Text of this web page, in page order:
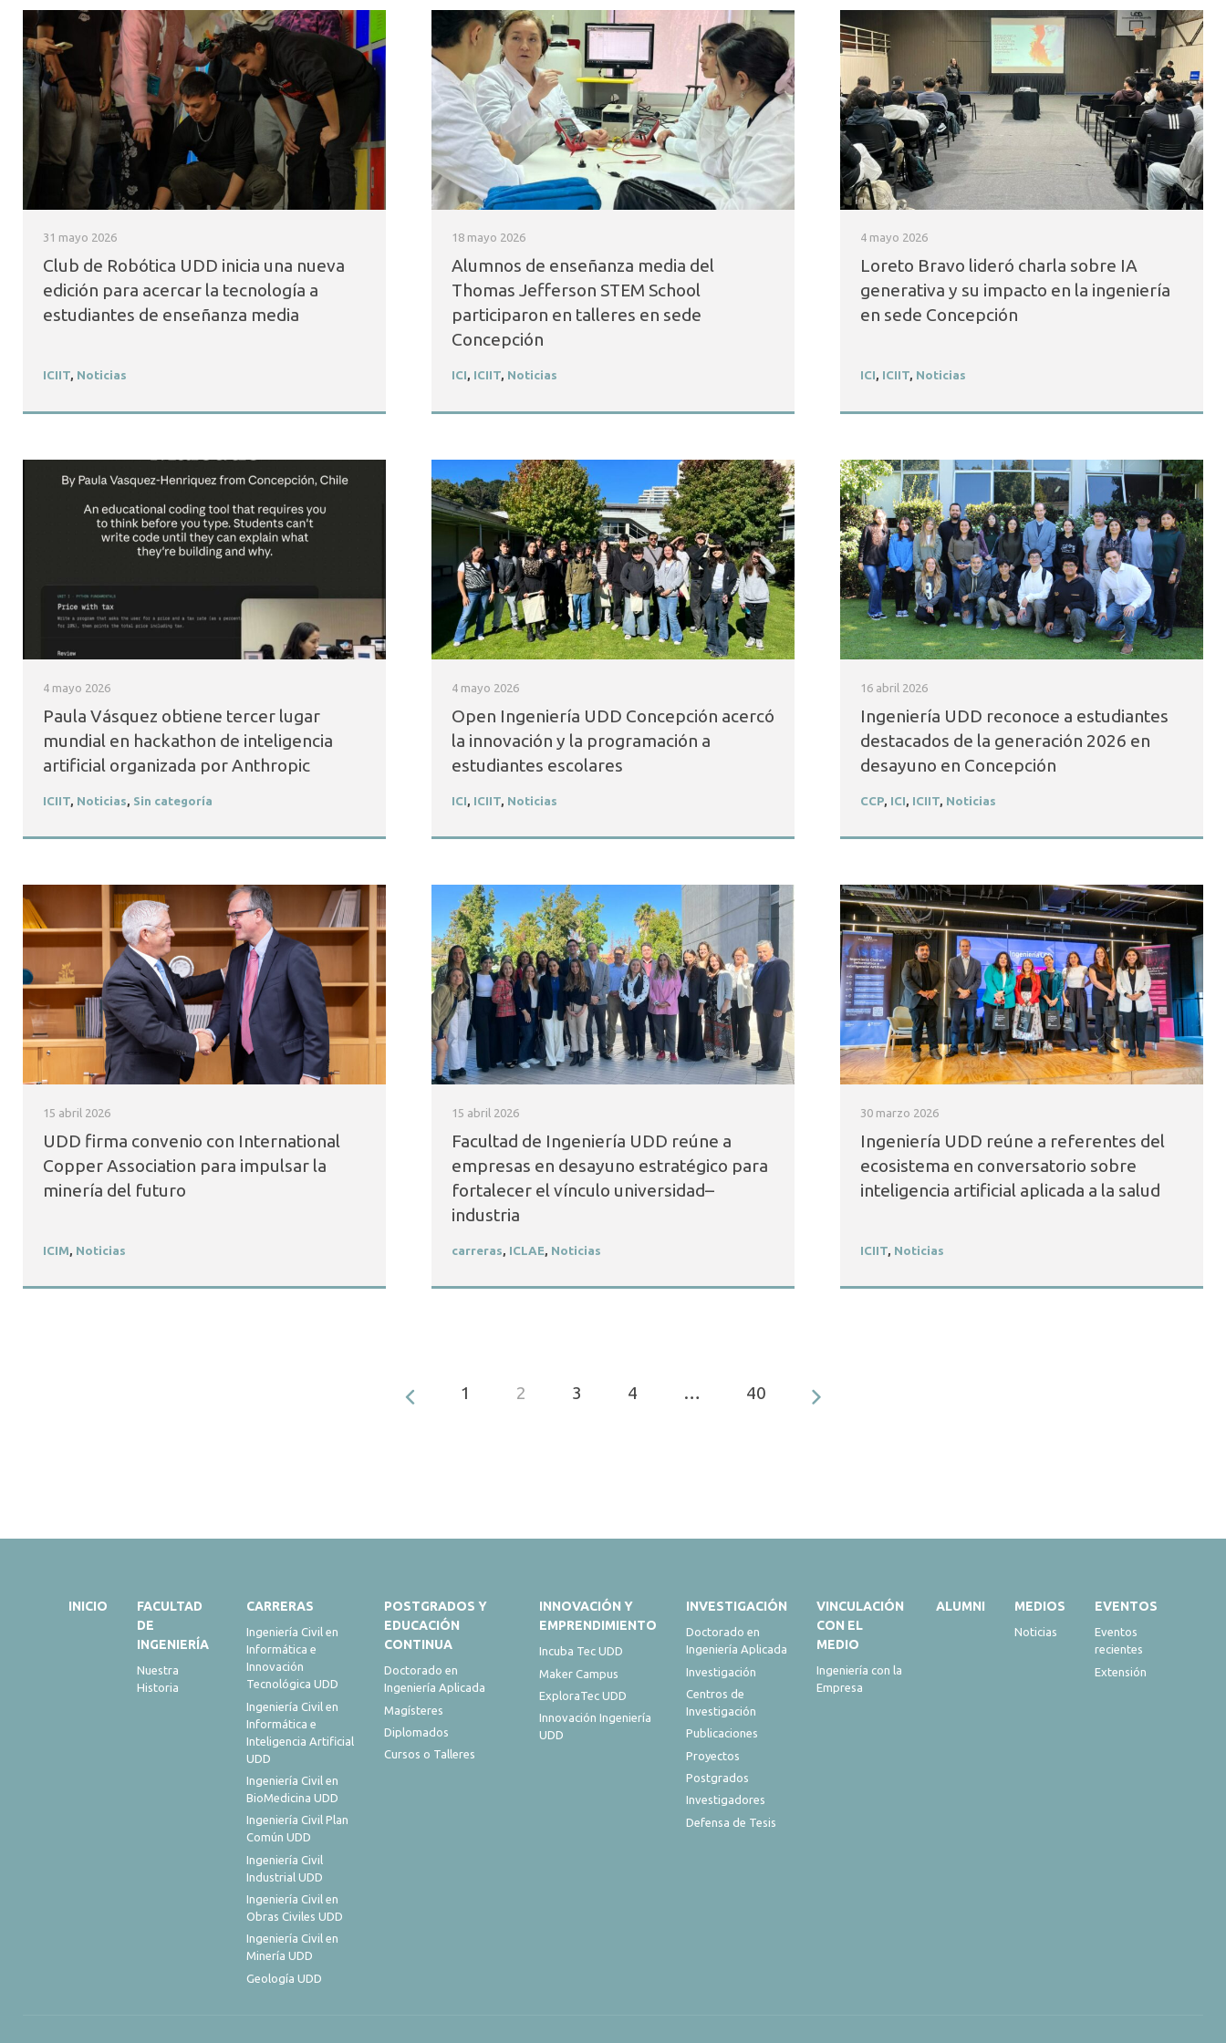
31 mayo 2026
Club de Robótica UDD inicia una nueva
edición para acercar la tecnología a
estudiantes de enseñanza media
ICIIT, Noticias
18 mayo 2026
Alumnos de enseñanza media del
Thomas Jefferson STEM School
participaron en talleres en sede
Concepción
ICI, ICIIT, Noticias
4 mayo 2026
Loreto Bravo lideró charla sobre IA
generativa y su impacto en la ingeniería
en sede Concepción
ICI, ICIIT, Noticias
4 mayo 2026
Paula Vásquez obtiene tercer lugar
mundial en hackathon de inteligencia
artificial organizada por Anthropic
ICIIT, Noticias, Sin categoría
4 mayo 2026
Open Ingeniería UDD Concepción acercó
la innovación y la programación a
estudiantes escolares
ICI, ICIIT, Noticias
16 abril 2026
Ingeniería UDD reconoce a estudiantes
destacados de la generación 2026 en
desayuno en Concepción
CCP, ICI, ICIIT, Noticias
15 abril 2026
UDD firma convenio con International
Copper Association para impulsar la
minería del futuro
ICIM, Noticias
15 abril 2026
Facultad de Ingeniería UDD reúne a
empresas en desayuno estratégico para
fortalecer el vínculo universidad–
industria
carreras, ICLAE, Noticias
30 marzo 2026
Ingeniería UDD reúne a referentes del
ecosistema en conversatorio sobre
inteligencia artificial aplicada a la salud
ICIIT, Noticias
1 2 3 4 … 40
INICIO
FACULTAD
DE
INGENIERÍA
Nuestra
Historia
CARRERAS
Ingeniería Civil en
Informática e
Innovación
Tecnológica UDD
Ingeniería Civil en
Informática e
Inteligencia Artificial
UDD
Ingeniería Civil en
BioMedicina UDD
Ingeniería Civil Plan
Común UDD
Ingeniería Civil
Industrial UDD
Ingeniería Civil en
Obras Civiles UDD
Ingeniería Civil en
Minería UDD
Geología UDD
POSTGRADOS Y
EDUCACIÓN
CONTINUA
Doctorado en
Ingeniería Aplicada
Magísteres
Diplomados
Cursos o Talleres
INNOVACIÓN Y
EMPRENDIMIENTO
Incuba Tec UDD
Maker Campus
ExploraTec UDD
Innovación Ingeniería
UDD
INVESTIGACIÓN
Doctorado en
Ingeniería Aplicada
Investigación
Centros de
Investigación
Publicaciones
Proyectos
Postgrados
Investigadores
Defensa de Tesis
VINCULACIÓN
CON EL
MEDIO
Ingeniería con la
Empresa
ALUMNI MEDIOS
Noticias
EVENTOS
Eventos
recientes
Extensión